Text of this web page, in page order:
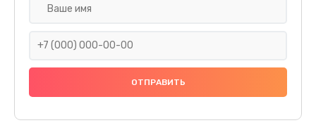
Ремонт платы электроники
Прошивка